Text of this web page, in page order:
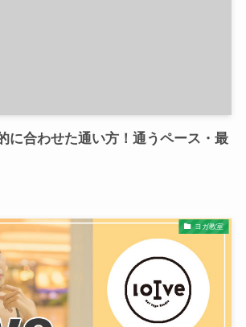
に合わせた通い方！通うペース・最
ヨガ教室